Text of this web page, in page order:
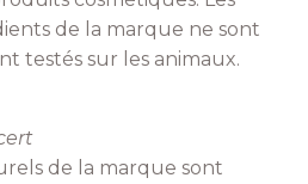
de la marque ne sont
testés sur les animaux.
de la marque sont